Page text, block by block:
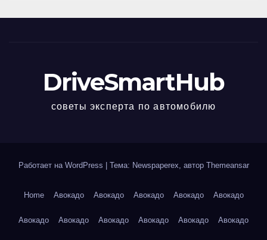
DriveSmartHub
советы эксперта по автомобилю
Работает на WordPress Тема: Newspaperex, автор Themeansar
Home Авокадо Авокадо Авокадо Авокадо Авокадо
Авокадо Авокадо Авокадо Авокадо Авокадо Авокадо